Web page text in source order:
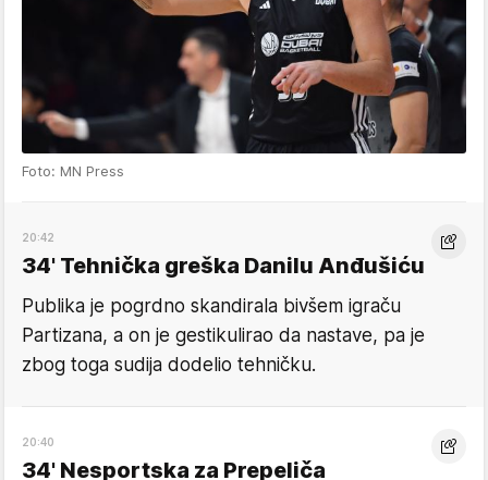
Foto: MN Press
20:42
34' Tehnička greška Danilu Anđušiću
Publika je pogrdno skandirala bivšem igraču
Partizana, a on je gestikulirao da nastave, pa je
zbog toga sudija dodelio tehničku.
20:40
34' Nesportska za Prepeliča